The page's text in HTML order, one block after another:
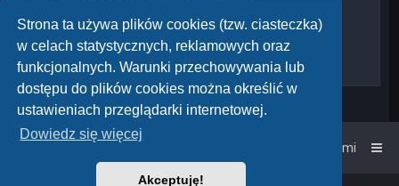
Strona ta używa plików cookies (tzw. ciasteczka)
w celach statystycznych, reklamowych oraz
funkcjonalnych. Warunki przechowywania lub
dostępu do plików cookies można określić w
ustawieniach przeglądarki internetowej.
Dowiedz się więcej
Akceptuję!
Nie możeszzmieniać swoich postów
Nie możesz
usuwać swoich postów
Nie możeszdodawać załączników
Kontakt z nami